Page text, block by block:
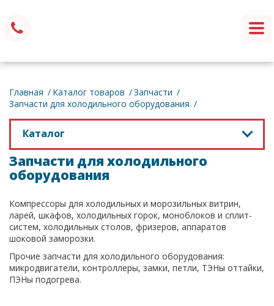
Главная Каталог товаров
Запчасти
Запчасти для холодильного оборудования
Каталог
Запчасти для холодильного
оборудования
Компрессоры для холодильных и морозильных витрин,
ларей, шкафов, холодильных горок, моноблоков и сплит-
систем, холодильных столов, фризеров, аппаратов
шоковой заморозки.
Прочие запчасти для холодильного оборудования:
микродвигатели, контроллеры, замки, петли, ТЭНы оттайки,
ПЭНы подогрева.